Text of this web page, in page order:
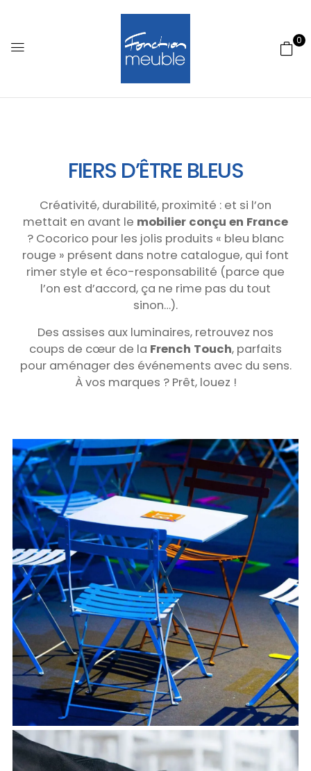
0
FIERS D’ÊTRE BLEUS
Créativité, durabilité, proximité : et si l’on
mettait en avant le mobilier conçu en France
? Cocorico pour les jolis produits « bleu blanc
rouge » présent dans notre catalogue, qui font
rimer style et éco-responsabilité (parce que
l’on est d’accord, ça ne rime pas du tout
sinon…).
Des assises aux luminaires, retrouvez nos
coups de cœur de la French Touch, parfaits
pour aménager des événements avec du sens.
À vos marques ? Prêt, louez !